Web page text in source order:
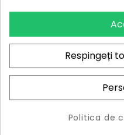
Piese de schimbRespingeți
Politica de